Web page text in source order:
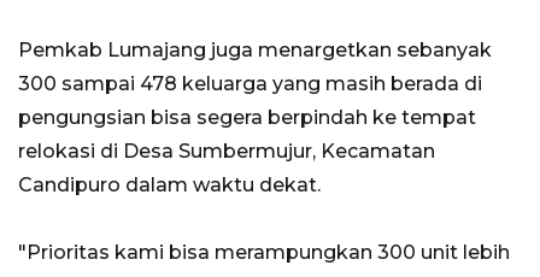
Pemkab Lumajang juga menargetkan sebanyak
300 sampai 478 keluarga yang masih berada di
pengungsian bisa segera berpindah ke tempat
relokasi di Desa Sumbermujur, Kecamatan
Candipuro dalam waktu dekat.
"Prioritas kami bisa merampungkan 300 unit lebih